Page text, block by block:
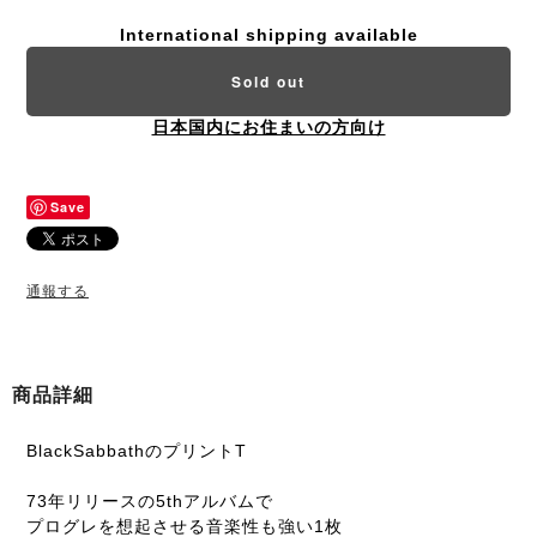
International shipping available
Sold out
日本国内にお住まいの方向け
Save
通報する
商品詳細
BlackSabbathのプリントT
73年リリースの5thアルバムで
プログレを想起させる音楽性も強い1枚